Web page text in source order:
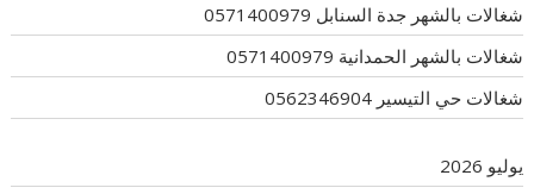
شغالات بالشهر جدة السنابل 0571400979
شغالات بالشهر الحمدانية 0571400979
شغالات حي التيسير 0562346904
يوليو 2026